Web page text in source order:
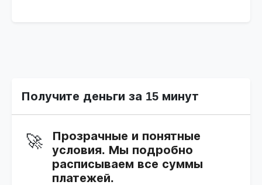
Получите деньги за 15 минут
🚀
Прозрачные и понятные
условия. Мы подробно
расписываем все суммы
платежей.